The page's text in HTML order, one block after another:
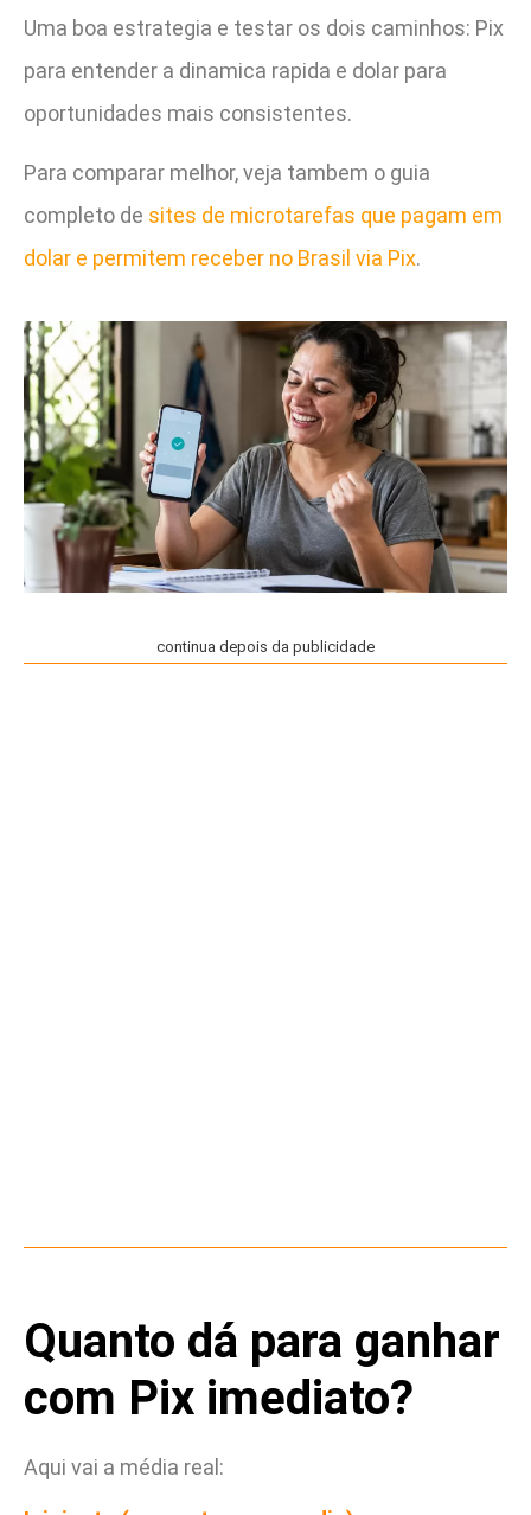
Uma boa estrategia e testar os dois caminhos: Pix
para entender a dinamica rapida e dolar para
oportunidades mais consistentes.
Para comparar melhor, veja tambem o guia
completo de sites de microtarefas que pagam em
dolar e permitem receber no Brasil via Pix.
continua depois da publicidade
Quanto dá para ganhar
com Pix imediato?
Aqui vai a média real: